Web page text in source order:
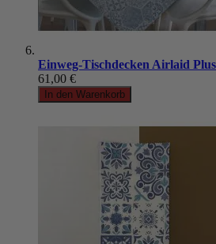
Einweg-Tischdecken Airlaid
61,00 €
In den Warenkorb